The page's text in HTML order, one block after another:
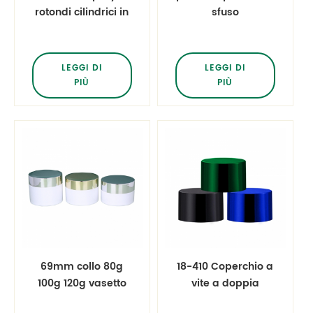
rotondi cilindrici in
nebulizzatore nero
fine
LEGGI DI
PIÙ
sfuso
fondotinta pennello
per correttore
LEGGI DI
PIÙ
69mm collo 80g
100g 120g vasetto
18-410 Coperchio a
vite a doppia